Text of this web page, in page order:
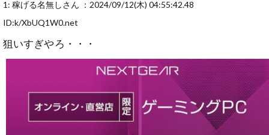
1: 稼げる名無しさん ：2024/09/12(木) 04:55:42.48
ID:k/XbUQ1W0.net
狙いすぎやろ・・・